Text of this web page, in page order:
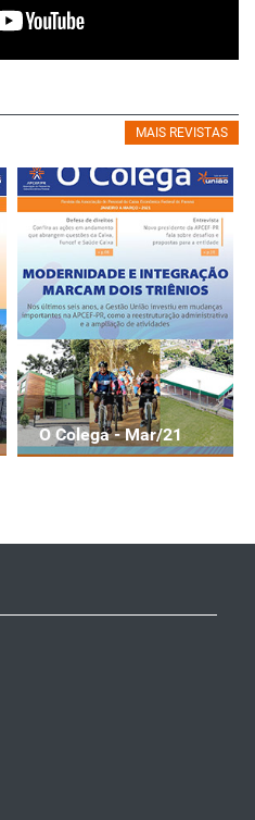
MAIS REVISTAS
O Colega - Mar/21